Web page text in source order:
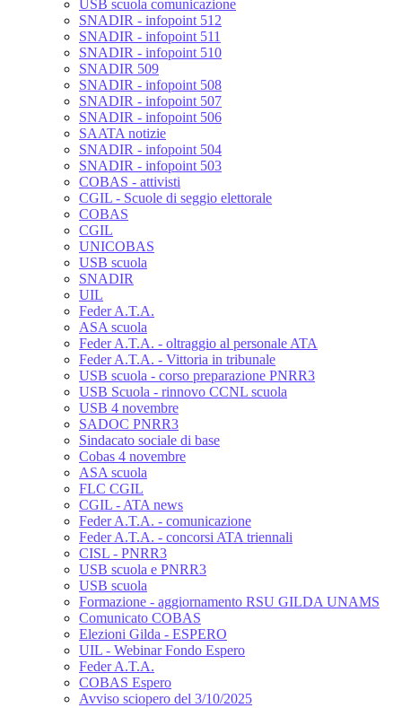
USB scuola comunicazione
SNADIR - infopoint 512
SNADIR - infopoint 511
SNADIR - infopoint 510
SNADIR 509
SNADIR - infopoint 508
SNADIR - infopoint 507
SNADIR - infopoint 506
SAATA notizie
SNADIR - infopoint 504
SNADIR - infopoint 503
COBAS - attivisti
CGIL - Scuole di seggio elettorale
COBAS
CGIL
UNICOBAS
USB scuola
SNADIR
UIL
Feder A.T.A.
ASA scuola
Feder A.T.A. - oltraggio al personale ATA
Feder A.T.A. - Vittoria in tribunale
USB scuola - corso preparazione PNRR3
USB Scuola - rinnovo CCNL scuola
USB 4 novembre
SADOC PNRR3
Sindacato sociale di base
Cobas 4 novembre
ASA scuola
FLC CGIL
CGIL - ATA news
Feder A.T.A. - comunicazione
Feder A.T.A. - concorsi ATA triennali
CISL - PNRR3
USB scuola e PNRR3
USB scuola
Formazione - aggiornamento RSU GILDA UNAMS
Comunicato COBAS
Elezioni Gilda - ESPERO
UIL - Webinar Fondo Espero
Feder A.T.A.
COBAS Espero
Avviso sciopero del 3/10/2025